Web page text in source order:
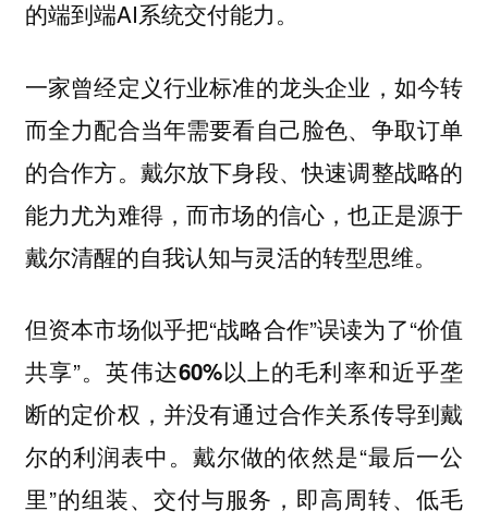
的端到端AI系统交付能力。
一家曾经定义行业标准的龙头企业，如今转
而全力配合当年需要看自己脸色、争取订单
的合作方。戴尔放下身段、快速调整战略的
能力尤为难得，而市场的信心，也正是源于
戴尔清醒的自我认知与灵活的转型思维。
但资本市场似乎把“战略合作”误读为了“价值
共享”。英伟达60%以上的毛利率和近乎垄
断的定价权，并没有通过合作关系传导到戴
尔的利润表中。 戴尔做的依然是“最后一公
里”的组装、交付与服务，即高周转、低毛